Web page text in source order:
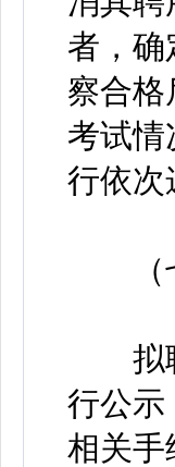
者，确
察合格
考试情
行依次
（七
拟聘
行公示
相关手